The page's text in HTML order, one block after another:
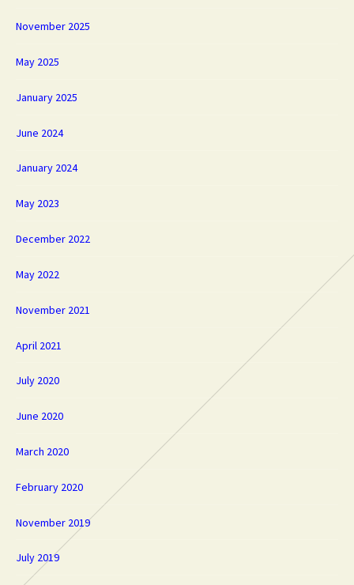
November 2025
May 2025
January 2025
June 2024
January 2024
May 2023
December 2022
May 2022
November 2021
April 2021
July 2020
June 2020
March 2020
February 2020
November 2019
July 2019